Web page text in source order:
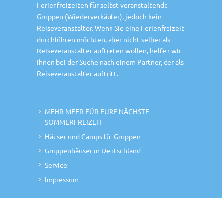
Ferienfreizeiten für selbst veranstaltende
Gruppen (Wiederverkäufer), jedoch kein
Reiseveranstalter. Wenn Sie eine Ferienfreizeit
durchführen möchten, aber nicht selber als
Reiseveranstalter auftreten wollen, helfen wir
Ihnen bei der Suche nach einem Partner, der als
Reiseveranstalter auftritt.
MEHR MEER FÜR EURE NÄCHSTE
SOMMERFREIZEIT
Häuser und Camps für Gruppen
Gruppenhäuser in Deutschland
Service
Impressum